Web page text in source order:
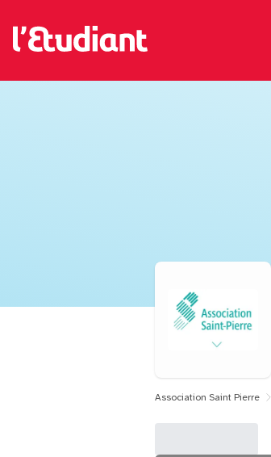
Association Saint Pierre